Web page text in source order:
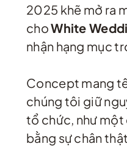
2025 khẽ mở ra
choWhite
nhận hạng mục
Concept mang
chúng tôi giữ
tổ chức, như một
bằng sự chân